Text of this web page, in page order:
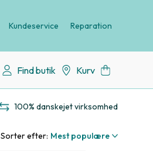
Kundeservice Reparation
Find butik Kurv
100% danskejet virksomhed
Sorter efter: Mest populære